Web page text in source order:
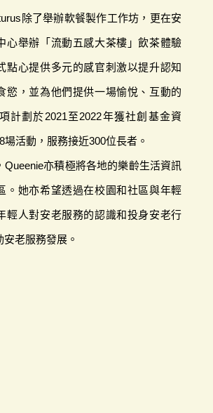
除了舉辦軟餐製作工作坊，更在安
心舉辦「流動五感大茶樓」飲茶體驗
點心提供多元的感官刺激以提升認知
慾，並為他們提供一場愉悅、互動的
計劃於2021至2022年獲社創基金資
場活動，服務接近300位長者。
Queenie亦積極將各地的樂齡生活資訊
。她亦希望透過在校園和社區與年輕
輕人對安老服務的認識和投身安老行
老服務發展。